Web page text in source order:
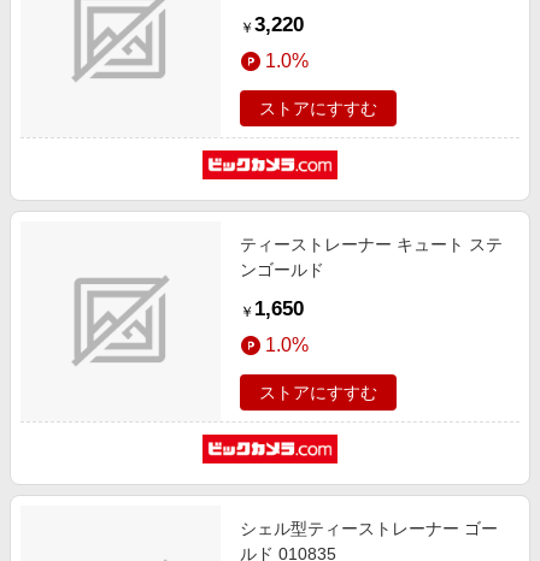
￥ 3,220
1.0%
ストアにすすむ
ティーストレーナー キュート ステ
ンゴールド
￥ 1,650
1.0%
ストアにすすむ
シェル型ティーストレーナー ゴー
ルド 010835